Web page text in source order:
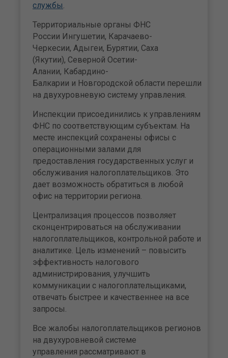
службы.
Территориальные органы ФНС
России Ингушетии, Карачаево-
Черкесии, Адыгеи, Бурятии, Саха
(Якутии), Северной Осетии-
Алании, Кабардино-
Балкарии и Новгородской области перешли
на двухуровневую систему управления.
Инспекции присоединились к управлениям
ФНС по соответствующим субъектам. На
месте инспекций сохранены офисы с
операционными залами для
предоставления государственных услуг и
обслуживания налогоплательщиков. Это
дает возможность обратиться в любой
офис на территории региона.
Централизация процессов позволяет
сконцентрироваться на обслуживании
налогоплательщиков, контрольной работе и
аналитике. Цель изменений – повысить
эффективность налогового
администрирования, улучшить
коммуникации с налогоплательщиками,
отвечать быстрее и качественнее на все
запросы.
Все жалобы налогоплательщиков регионов
на двухуровневой системе
управления рассматривают в